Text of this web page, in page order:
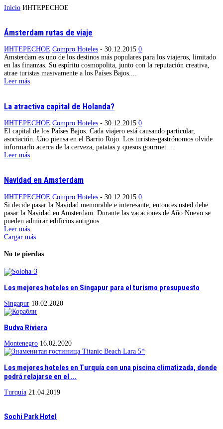
Inicio ИНТЕРЕСНОЕ
Ámsterdam rutas de viaje
ИНТЕРЕСНОЕ Compro Hoteles - 30.12.2015 0
Amsterdam es uno de los destinos más populares para los viajeros, limitado
en las finanzas. Su espíritu cosmopolita, junto con la reputación creativa,
atrae turistas masivamente a los Países Bajos....
Leer más
La atractiva capital de Holanda?
ИНТЕРЕСНОЕ Compro Hoteles - 30.12.2015 0
El capital de los Países Bajos. Cada viajero está causando particular,
asociación. Uno piensa en el Barrio Rojo. Los turistas-gastrónomos olvide
informarlo acerca de la cerveza, patatas y quesos gourmet....
Leer más
Navidad en Amsterdam
ИНТЕРЕСНОЕ Compro Hoteles - 30.12.2015 0
Si decide pasar la Navidad memorable e interesante, entonces usted debe
pasar la Navidad en Amsterdam. Durante las vacaciones de Año Nuevo se
pueden admirar edificios antiguos..
Leer más
Cargar más
No te pierdas
Los mejores hoteles en Singapur para el turismo presupuesto
Singapur 18.02.2020
Budva Riviera
Montenegro 16.02.2020
Los mejores hoteles en Turquía con una piscina climatizada, donde
podrá relajarse en el ...
Turquía 21.04.2019
Sochi Park Hotel